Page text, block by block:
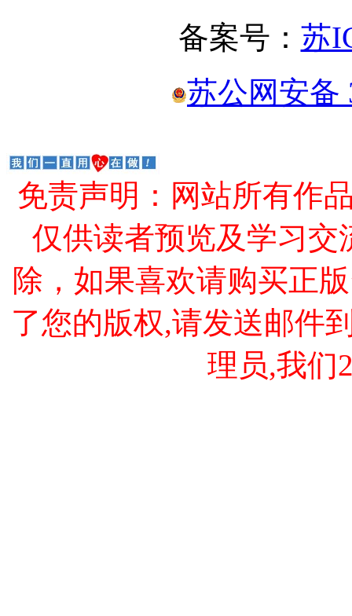
备案号： 苏
苏公网安备
免责声明：网站所有作
仅供读者预览及学习交
除，如果喜欢请购买正
了您的版权,请发送邮件
理员,我们